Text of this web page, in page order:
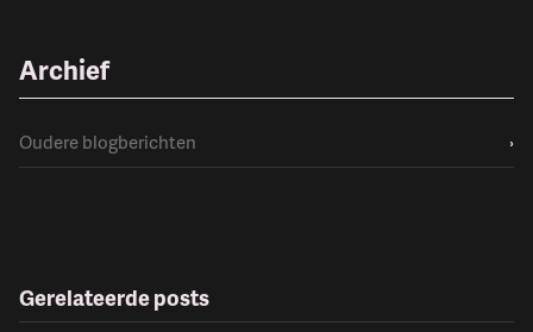
Archief
Oudere blogberichten ›
Gerelateerde posts